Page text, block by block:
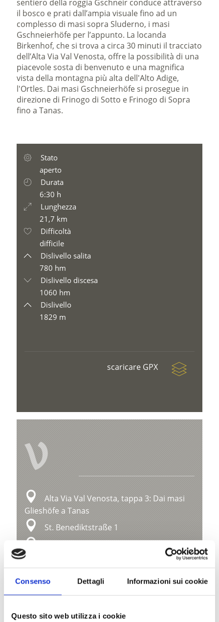
Consenso Dettagli Informazioni sui cookie
Questo sito web utilizza i cookie
sentiero della roggia Gschneir conduce attraverso
il bosco e prati dall’ampia visuale fino ad un
complesso di masi sopra Sluderno, i masi
Gschneierhöfe per l’appunto. La locanda
Birkenhof, che si trova a circa 30 minuti il tracciato
dell’Alta Via Val Venosta, offre la possibilità di una
piacevole sosta di benvenuto e una magnifica
vista della montagna più alta dell'Alto Adige,
l'Ortles. Dai masi Gschneierhöfe si prosegue in
direzione di Frinogo di Sotto e Frinogo di Sopra
fino a Tanas.
Stato
aperto
Durata
6:30 h
Lunghezza
21,7 km
Difficoltà
difficile
Dislivello salita
780 hm
Dislivello discesa
1060 hm
Dislivello
1829 m
scaricare GPX
V
Alta Via Val Venosta, tappa 3: Dai masi
Glieshöfe a Tanas
St. Benediktstraße 1
Posizione
Impressioni